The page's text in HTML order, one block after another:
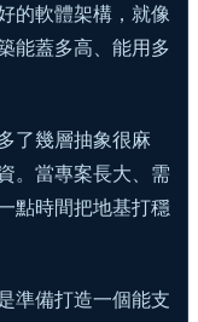
的軟體架構，就像
能蓋多高、能用多
了幾層抽象很麻
。當專案長大、需
點時間把地基打穩
準備打造一個能支